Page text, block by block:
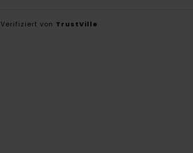
Verifiziert von TrustVille